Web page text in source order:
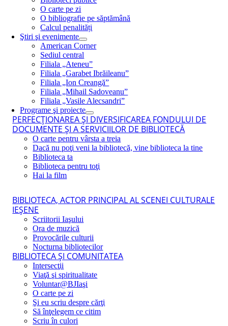
O carte pe zi
O bibliografie pe săptămână
Calcul penalități
Ştiri şi evenimente
American Corner
Sediul central
Filiala „Ateneu”
Filiala „Garabet Ibrăileanu”
Filiala „Ion Creangă”
Filiala „Mihail Sadoveanu”
Filiala „Vasile Alecsandri”
Programe şi proiecte
PERFECŢIONAREA ŞI DIVERSIFICAREA FONDULUI DE
DOCUMENTE ŞI A SERVICIILOR DE BIBLIOTECĂ
O carte pentru vârsta a treia
Dacă nu poţi veni la bibliotecă, vine biblioteca la tine
Biblioteca ta
Biblioteca pentru toţi
Hai la film
BIBLIOTECA, ACTOR PRINCIPAL AL SCENEI CULTURALE
IEŞENE
Scriitorii Iaşului
Ora de muzică
Provocările culturii
Nocturna bibliotecilor
BIBLIOTECA ŞI COMUNITATEA
Intersecţii
Viaţă şi spiritualitate
Voluntar@BJIaşi
O carte pe zi
Şi eu scriu despre cărţi
Să înţelegem ce citim
Scriu în culori